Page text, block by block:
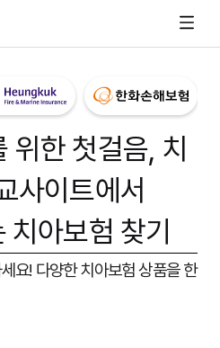
위한 첫걸음, 치
사이트에서
아보험 찾기
요! 다양한 치아보험 상품을 한